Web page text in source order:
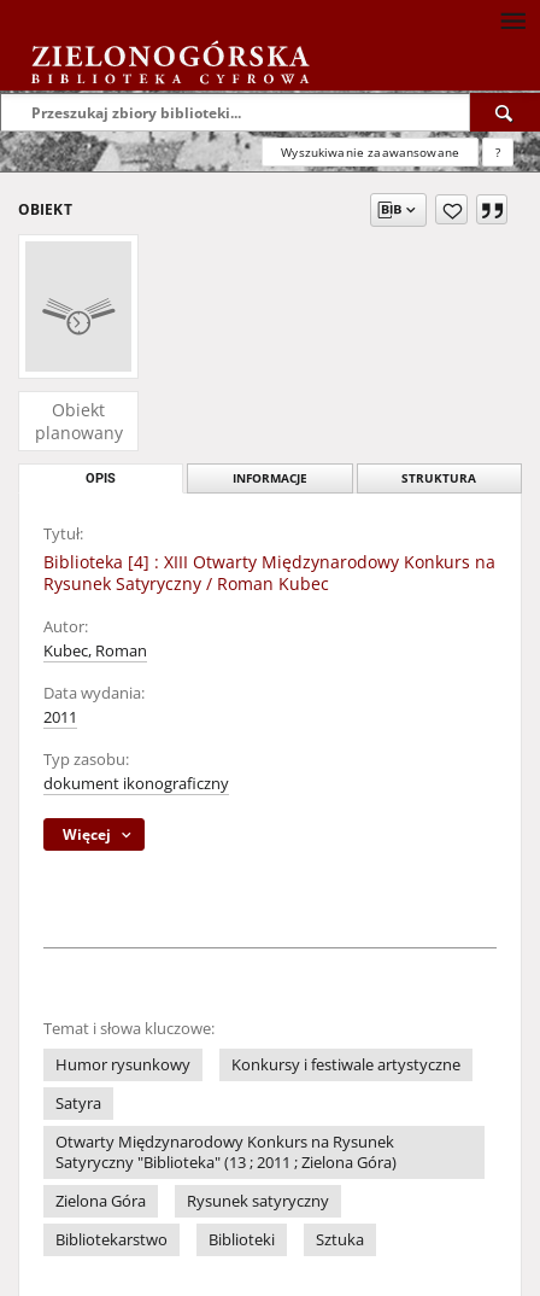
Wyszukiwanie zaawansowane ?
OBIEKT
Obiekt
planowany
OPIS INFORMACJE STRUKTURA
Tytuł:
Biblioteka [4] : XIII Otwarty Międzynarodowy Konkurs na
Rysunek Satyryczny / Roman Kubec
Autor:
Kubec, Roman
Data wydania:
2011
Typ zasobu:
dokument ikonograficzny
Więcej
Temat i słowa kluczowe:
Humor rysunkowy
Konkursy i festiwale artystyczne
Satyra
Otwarty Międzynarodowy Konkurs na Rysunek
Satyryczny "Biblioteka" (13 ; 2011 ; Zielona Góra)
Zielona Góra
Rysunek satyryczny
Bibliotekarstwo
Biblioteki Sztuka